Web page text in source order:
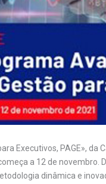
Executivos, PAGE», da
a 12 de novembro.
dinâmica e